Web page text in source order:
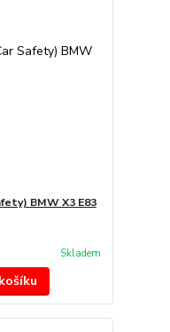
BMW X3 E83
Skladem